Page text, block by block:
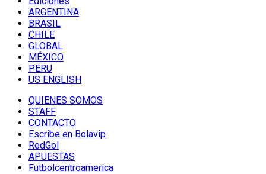
ARGENTINA
BRASIL
CHILE
GLOBAL
MÉXICO
PERU
US ENGLISH
QUIENES SOMOS
STAFF
CONTACTO
Escribe en Bolavip
RedGol
APUESTAS
Futbolcentroamerica